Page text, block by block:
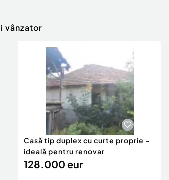
vânzator
Casă tip duplex cu curte proprie –
ideală pentru renovar
128.000 eur